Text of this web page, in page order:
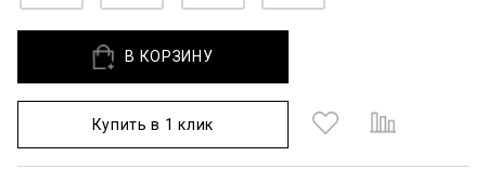
В КОРЗИНУ
Купить в 1 клик